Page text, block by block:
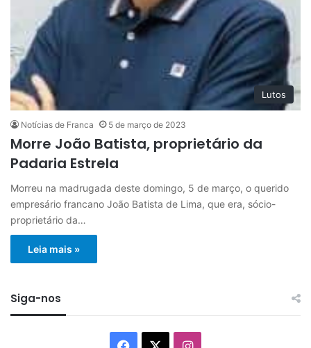
Lutos
Notícias de Franca 5 de março de 2023
Morre João Batista, proprietário da
Padaria Estrela
Morreu na madrugada deste domingo, 5 de março, o querido
empresário francano João Batista de Lima, que era, sócio-
proprietário da…
Leia mais »
Siga-nos
Facebook Instagram